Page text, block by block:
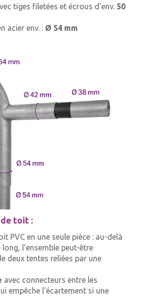
tiges filetées et écrous d'env. 50
acier env. : Ø 54 mm
toit :
PVC en une seule pièce : au-delà
long, l'ensemble peut-être
deux tentes reliées par une
avec connecteurs entre les
empêche l'écartement si une